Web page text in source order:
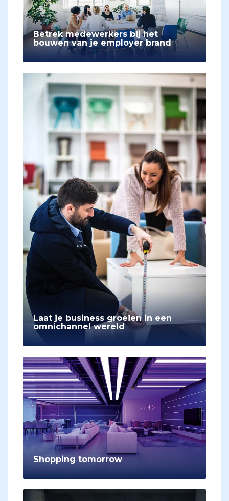
Betrek medewerkers bij het
bouwen van je employer brand
Laat je business groeien in een
omnichannel wereld
Shopping tomorrow